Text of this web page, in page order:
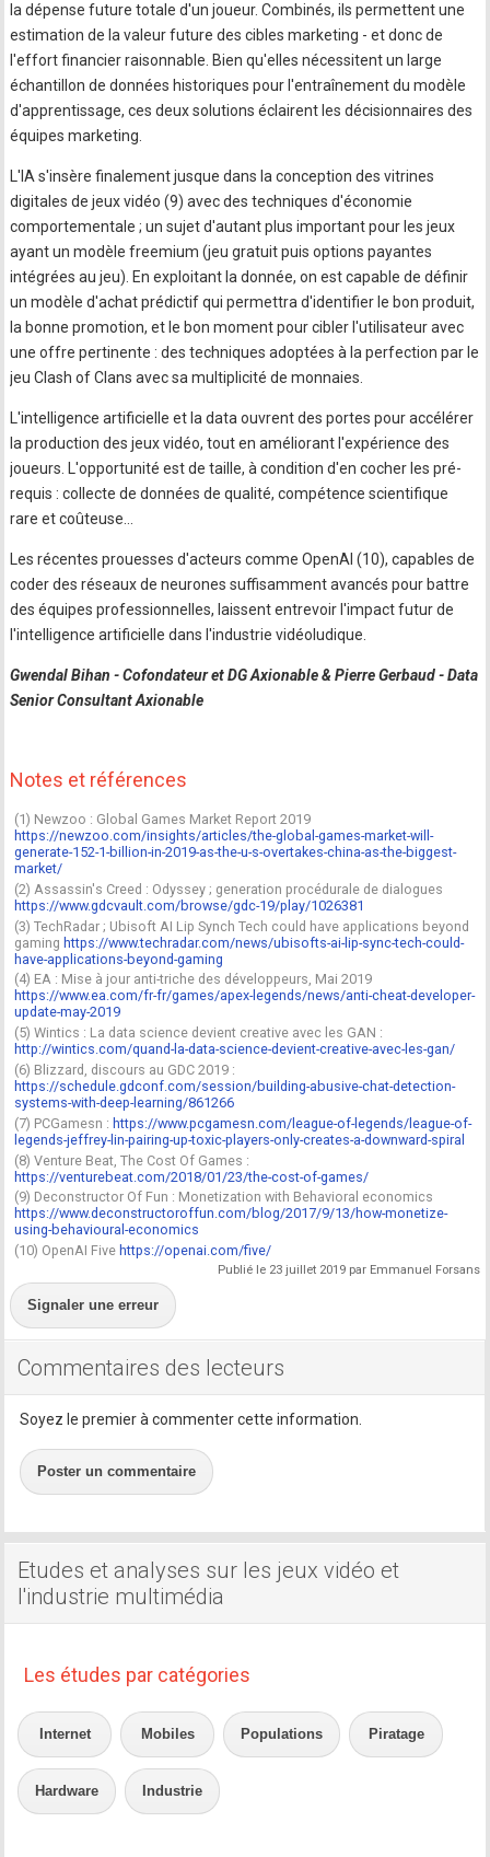
la dépense future totale d'un joueur. Combinés, ils permettent une
estimation de la valeur future des cibles marketing - et donc de
l'effort financier raisonnable. Bien qu'elles nécessitent un large
échantillon de données historiques pour l'entraînement du modèle
d'apprentissage, ces deux solutions éclairent les décisionnaires des
équipes marketing.
L'IA s'insère finalement jusque dans la conception des vitrines
digitales de jeux vidéo (9) avec des techniques d'économie
comportementale ; un sujet d'autant plus important pour les jeux
ayant un modèle freemium (jeu gratuit puis options payantes
intégrées au jeu). En exploitant la donnée, on est capable de définir
un modèle d'achat prédictif qui permettra d'identifier le bon produit,
la bonne promotion, et le bon moment pour cibler l'utilisateur avec
une offre pertinente : des techniques adoptées à la perfection par le
jeu Clash of Clans avec sa multiplicité de monnaies.
L'intelligence artificielle et la data ouvrent des portes pour accélérer
la production des jeux vidéo, tout en améliorant l'expérience des
joueurs. L'opportunité est de taille, à condition d'en cocher les pré-
requis : collecte de données de qualité, compétence scientifique
rare et coûteuse…
Les récentes prouesses d'acteurs comme OpenAI (10), capables de
coder des réseaux de neurones suffisamment avancés pour battre
des équipes professionnelles, laissent entrevoir l'impact futur de
l'intelligence artificielle dans l'industrie vidéoludique.
Gwendal Bihan - Cofondateur et DG Axionable & Pierre Gerbaud - Data
Senior Consultant Axionable
Notes et références
(1) Newzoo : Global Games Market Report 2019
https://newzoo.com/insights/articles/the-global-games-market-will-
generate-152-1-billion-in-2019-as-the-u-s-overtakes-china-as-the-biggest-
market/
(2) Assassin's Creed : Odyssey ; generation procédurale de dialogues
https://www.gdcvault.com/browse/gdc-19/play/1026381
(3) TechRadar ; Ubisoft AI Lip Synch Tech could have applications beyond
gaminghttps://www.techradar.com/news/ubisofts-ai-lip-sync-tech-could-
have-applications-beyond-gaming
(4) EA : Mise à jour anti-triche des développeurs, Mai 2019
https://www.ea.com/fr-fr/games/apex-legends/news/anti-cheat-developer-
update-may-2019
(5) Wintics : La data science devient creative avec les GAN :
http://wintics.com/quand-la-data-science-devient-creative-avec-les-gan/
(6) Blizzard, discours au GDC 2019 :
https://schedule.gdconf.com/session/building-abusive-chat-detection-
systems-with-deep-learning/861266
(7) PCGamesn : https://www.pcgamesn.com/league-of-legends/league-of-
legends-jeffrey-lin-pairing-up-toxic-players-only-creates-a-downward-spiral
(8) Venture Beat, The Cost Of Games :
https://venturebeat.com/2018/01/23/the-cost-of-games/
(9) Deconstructor Of Fun : Monetization with Behavioral economics
https://www.deconstructoroffun.com/blog/2017/9/13/how-monetize-
using-behavioural-economics
(10) OpenAI Five https://openai.com/five/
Publié le 23 juillet 2019 par Emmanuel Forsans
Signaler une erreur
Commentaires des lecteurs
Soyez le premier à commenter cette information.
Poster un commentaire
Etudes et analyses sur les jeux vidéo et
l'industrie multimédia
Les études par catégories
Internet Mobiles Populations Piratage
Hardware Industrie